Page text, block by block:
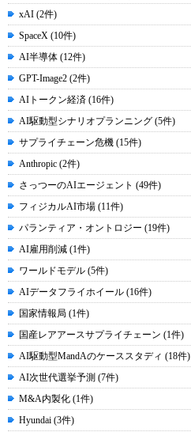
xAI (2件)
SpaceX (10件)
AI半導体 (12件)
GPT-Image2 (2件)
AIトークン経済 (16件)
AI駆動型シナリオプランニング (5件)
サプライチェーン危機 (15件)
Anthropic (2件)
さっつーのAIエージェント (49件)
フィジカルAI市場 (11件)
パランティア・オントロジー (19件)
AI雇用削減 (1件)
ワールドモデル (5件)
AIデータフライホイール (16件)
国家情報局 (1件)
国産レアアースサプライチェーン (1件)
AI駆動型MandAのケーススタディ (18件)
AI次世代選挙予測 (7件)
M&A内製化 (1件)
Hyundai (3件)